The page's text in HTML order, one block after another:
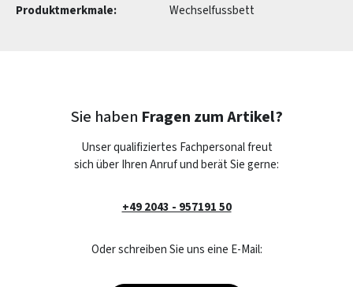
Produktmerkmale:
Wechselfussbett
Sie haben Fragen zum Artikel?
Unser qualifiziertes Fachpersonal freut
sich über Ihren Anruf und berät Sie gerne:
+49 2043 - 957191 50
Oder schreiben Sie uns eine E-Mail: